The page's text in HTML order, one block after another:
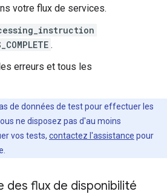
votre flux de services.
.
erreurs et tous les
de données de test pour effectuer les
ne disposez pas d'au moins
vos tests, contactez l'assistance pour
des flux de disponibilité